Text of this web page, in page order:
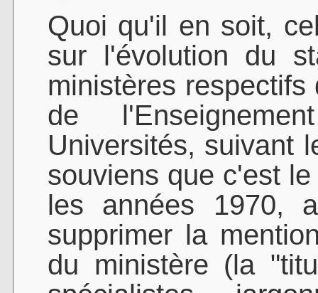
Quoi qu'il en soit,
sur l'évolution du
ministères
de
Universités, suivant
souviens que c'est
les années 1970,
supprimer la
du ministère (la